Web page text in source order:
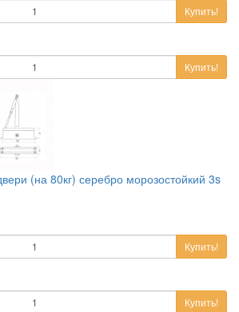
Купить!
Купить!
(на 80кг) серебро морозостойкий 3s
Купить!
Купить!